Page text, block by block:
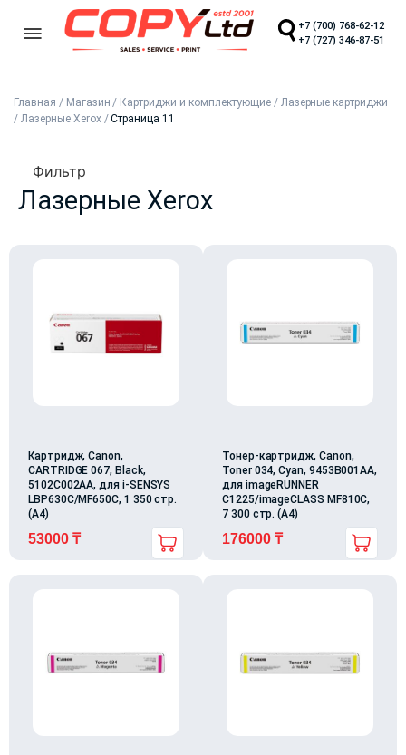
+7 (700) 768-62-12
+7 (727) 346-87-51
Главная / Магазин / Картриджи и комплектующие/ Лазерные картриджи
/ Лазерные Xerox/Страница 11
Фильтр
Лазерные Xerox
Картридж, Canon,
CARTRIDGE 067, Black,
5102C002AA, для i-SENSYS
LBP630C/MF650C, 1 350 стр.
(А4)
53000 ₸
Тонер-картридж, Canon,
Toner 034, Cyan, 9453B001AA,
для imageRUNNER
C1225/imageCLASS MF810C,
7 300 стр. (А4)
176000 ₸